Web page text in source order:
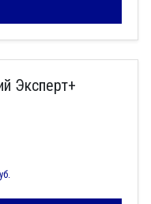
Эксперт+